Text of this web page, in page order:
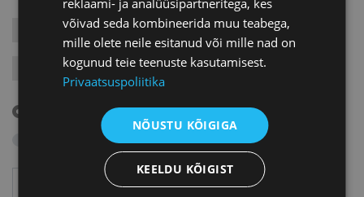
KONTAKTÜRITUSED KOOLITUSED LIIKMEÜRITUSED
JÄRELVAATAMINE MESSID VARIA VÄLISVISIIDID
Tulevased sündmused
Otsi arhiivist
Kuu
reklaami- ja analüüsipartneritega, kes
võivad seda kombineerida muu teabega,
mille olete neile esitanud või mille nad on
kogunud teie teenuste kasutamisest.
Privaatsuspoliitika
NÕUSTU KÕIGIGA
KEELDU KÕIGIST